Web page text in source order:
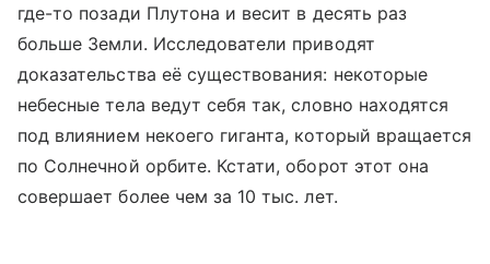
где-то позади Плутона и весит в десять раз
больше Земли. Исследователи приводят
доказательства её существования: некоторые
небесные тела ведут себя так, словно находятся
под влиянием некоего гиганта, который вращается
по Солнечной орбите. Кстати, оборот этот она
совершает более чем за 10 тыс. лет.